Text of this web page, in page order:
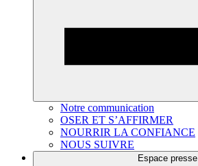
Notre communication
OSER ET S’AFFIRMER
NOURRIR LA CONFIANCE
NOUS SUIVRE
Espace presse